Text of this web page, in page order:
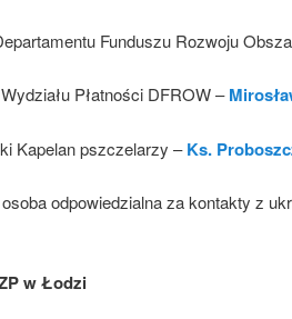
Funduszu Rozwoju
Płatności DFROW –
Kapelan pszczelarzy –Ks.
odpowiedzialna za kontakty z
w Łodzi